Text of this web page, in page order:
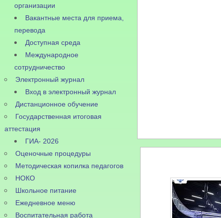
организации
Вакантные места для приема,
перевода
Доступная среда
Международное
сотрудничество
Электронный журнал
Вход в электронный журнал
Дистанционное обучение
Государственная итоговая
аттестация
ГИА- 2026
Оценочные процедуры
Методическая копилка педагогов
НОКО
Школьное питание
Ежедневное меню
Воспитательная работа